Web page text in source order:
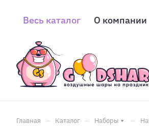
Весь каталог О компании
Главная – Каталог – Наборы –